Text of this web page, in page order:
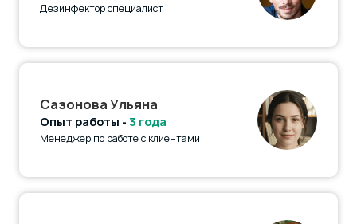
Дезинфектор специалист
Сазонова Ульяна
Опыт работы - 3 года
Менеджер по работе с клиентами